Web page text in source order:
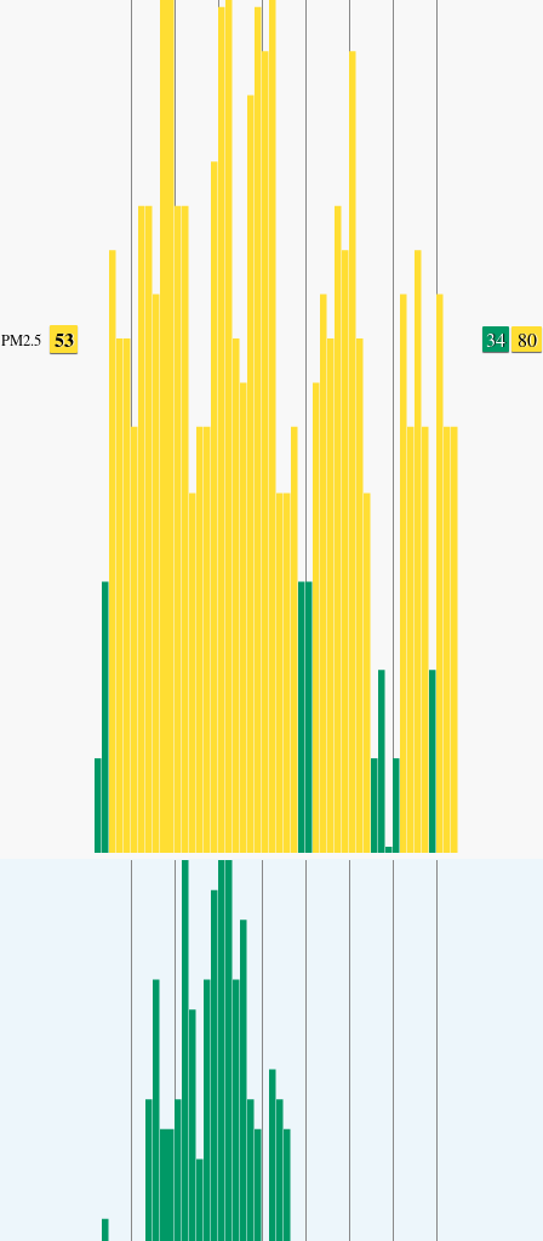
PM2.5 53 34 80